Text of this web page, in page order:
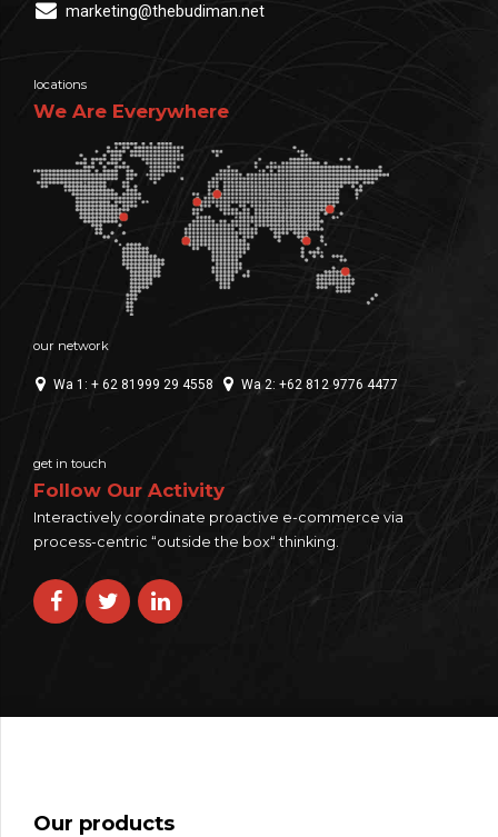
marketing@thebudiman.net
locations
We Are Everywhere
our network
Wa 1: + 62 81999 29 4558 Wa 2: +62 812 9776 4477
get in touch
Follow Our Activity
Interactively coordinate proactive e-commerce via
process-centric “outside the box“ thinking.
Our products